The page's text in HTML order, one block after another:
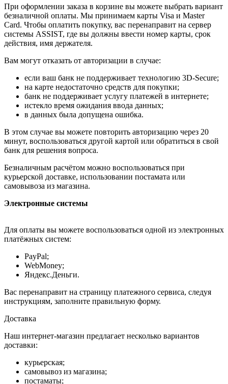
При оформлении заказа в корзине вы можете выбрать вариант
безналичной оплаты. Мы принимаем карты Visa и Master
Card. Чтобы оплатить покупку, вас перенаправит на сервер
системы ASSIST, где вы должны ввести номер карты, срок
действия, имя держателя.
Вам могут отказать от авторизации в случае:
если ваш банк не поддерживает технологию 3D-Secure;
на карте недостаточно средств для покупки;
банк не поддерживает услугу платежей в интернете;
истекло время ожидания ввода данных;
в данных была допущена ошибка.
В этом случае вы можете повторить авторизацию через 20
минут, воспользоваться другой картой или обратиться в свой
банк для решения вопроса.
Безналичным расчётом можно воспользоваться при
курьерской доставке, использовании постамата или
самовывоза из магазина.
Электронные системы
Для оплаты вы можете воспользоваться одной из электронных
платёжных систем:
PayPal;
WebMoney;
Яндекс.Деньги.
Вас перенаправит на страницу платежного сервиса, следуя
инструкциям, заполните правильную форму.
Доставка
Наш интернет-магазин предлагает несколько вариантов
доставки:
курьерская;
самовывоз из магазина;
постаматы;